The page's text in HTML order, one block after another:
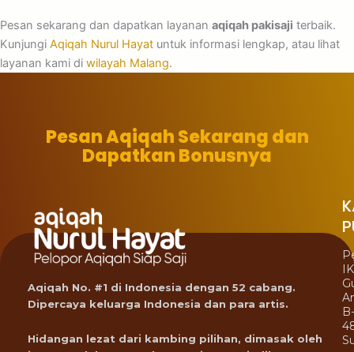
Pesan sekarang dan dapatkan layanan aqiqah pakisaji terbaik.
Kunjungi Aqiqah Nurul Hayat untuk informasi lengkap, atau lihat
layanan kami di wilayah Malang.
Pesan Aqiqah Sekarang dan
Dapatkan Bonusnya
Aqiqah No. #1 di Indonesia dengan 52 cabang.
Dipercaya keluarga Indonesia dan para artis.
Hidangan lezat dari kambing pilihan, dimasak oleh
B-